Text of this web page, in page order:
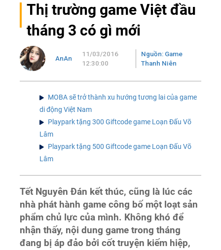
Thị trường game Việt đầu
tháng 3 có gì mới
AnAn
11/03/2016
12:30:00
Nguồn: Game
Thanh Niên
MOBA sẽ trở thành xu hướng tương lai của game
di động Việt Nam
Playpark tặng 300 Giftcode game Loạn Đấu Võ
Lâm
Playpark tặng 500 Giftcode game Loạn Đấu Võ
Lâm
Tết Nguyên Đán kết thúc, cũng là lúc các
nhà phát hành game công bố một loạt sản
phẩm chủ lực của mình. Không khó để
nhận thấy, nội dung game trong tháng
đang bị áp đảo bởi cốt truyện kiếm hiệp,